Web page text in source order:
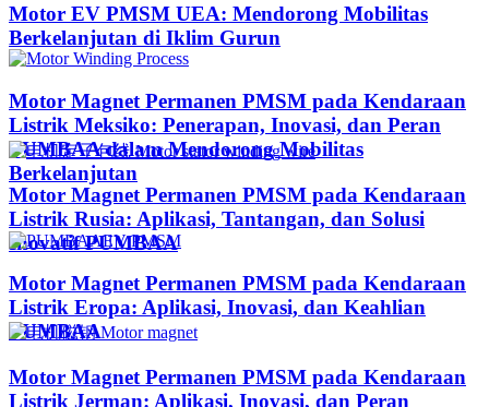
Motor EV PMSM UEA: Mendorong Mobilitas
Berkelanjutan di Iklim Gurun​
Motor Magnet Permanen PMSM pada Kendaraan
Listrik Meksiko: Penerapan, Inovasi, dan Peran
PUMBAA dalam Mendorong Mobilitas
Berkelanjutan
Motor Magnet Permanen PMSM pada Kendaraan
Listrik Rusia: Aplikasi, Tantangan, dan Solusi
Inovatif PUMBAA
Motor Magnet Permanen PMSM pada Kendaraan
Listrik Eropa: Aplikasi, Inovasi, dan Keahlian
PUMBAA
Motor Magnet Permanen PMSM pada Kendaraan
Listrik Jerman: Aplikasi, Inovasi, dan Peran